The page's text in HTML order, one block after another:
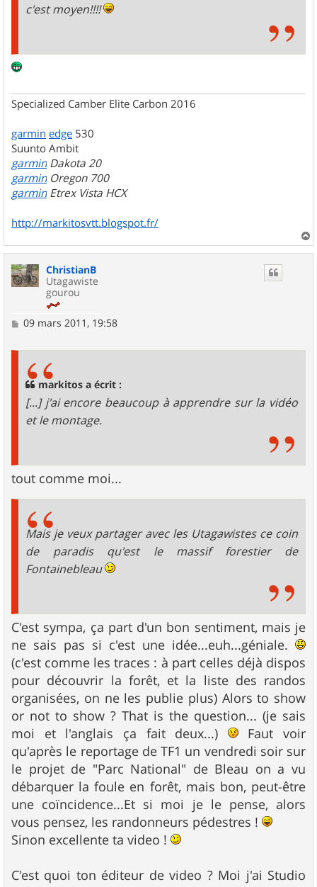
c'est moyen!!!!
Specialized Camber Elite Carbon 2016
garmin edge 530
Suunto Ambit
garmin Dakota 20
garmin Oregon 700
garmin Etrex Vista HCX
http://markitosvtt.blogspot.fr/
a
ChristianB
Utagawiste
gourou
M
09 mars 2011, 19:58
markitos a écrit :
[...] j'ai encore beaucoup à apprendre sur la vidéo
et le montage.
tout comme moi...
Mais je veux partager avec les Utagawistes ce coin
de paradis qu'est le massif forestier de
Fontainebleau
C'est sympa, ça part d'un bon sentiment, mais je
ne sais pas si c'est une idée...euh...géniale.
(c'est comme les traces : à part celles déjà dispos
pour découvrir la forêt, et la liste des randos
organisées, on ne les publie plus) Alors to show
or not to show ? That is the question... (je sais
moi et l'anglais ça fait deux...)
Faut voir
qu'après le reportage de TF1 un vendredi soir sur
le projet de "Parc National" de Bleau on a vu
débarquer la foule en forêt, mais bon, peut-être
une coïncidence...Et si moi je le pense, alors
vous pensez, les randonneurs pédestres !
Sinon excellente ta video !
C'est quoi ton éditeur de video ? Moi j'ai Studio